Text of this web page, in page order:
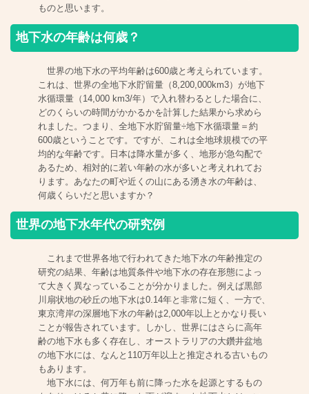
ものと思います。
地下水の年齢は何歳？
世界の地下水の平均年齢は600歳と考えられています。
これは、世界の全地下水貯留量（8,200,000km3）が地下
水循環量（14,000 km3/年）で入れ替わるとした場合に、
どのくらいの時間がかかるかを計算した結果から求めら
れました。つまり、全地下水貯留量÷地下水循環量＝約
600歳ということです。ですが、これは全地球規模での平
均的な年齢です。日本は降水量が多く、地形が急勾配で
あるため、相対的に若い年齢の水が多いと考えれれてお
ります。あなたの町や近くの山にある湧き水の年齢は、
何歳くらいだと思いますか？
世界の地下水年代の研究例
これまで世界各地で行われてきた地下水の年齢推定の
研究の結果、年齢は地質条件や地下水の存在形態によっ
て大きく異なっていることが分かりました。例えば黒部
川扇状地の砂丘の地下水は0.14年と非常に短く、一方で、
東京湾岸の深層地下水の年齢は2,000年以上とかなり長い
ことが報告されています。しかし、世界にはさらに高年
齢の地下水も多く存在し、オーストラリアの大鑽井盆地
の地下水には、なんと110万年以上と推定される古いもの
もあります。
地下水には、何万年も前に降った水を起源とするもの